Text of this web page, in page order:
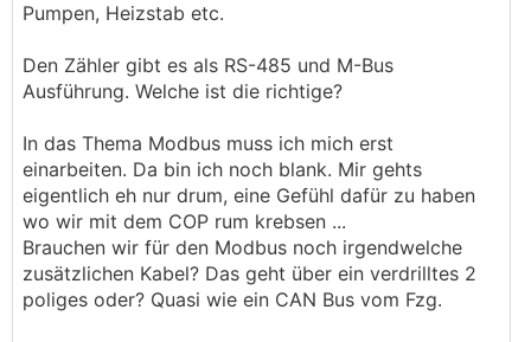
Pumpen, Heizstab etc.
Den Zähler gibt es als RS-485 und M-Bus
Ausführung. Welche ist die richtige?
In das Thema Modbus muss ich mich erst
einarbeiten. Da bin ich noch blank. Mir gehts
eigentlich eh nur drum, eine Gefühl dafür zu haben
wo wir mit dem COP rum krebsen ...
Brauchen wir für den Modbus noch irgendwelche
zusätzlichen Kabel? Das geht über ein verdrilltes 2
poliges oder? Quasi wie ein CAN Bus vom Fzg.